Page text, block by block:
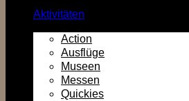
Aktivitäten
Action
Ausflüge
Museen
Messen
Quickies